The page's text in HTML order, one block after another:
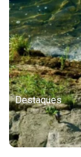
Destaques